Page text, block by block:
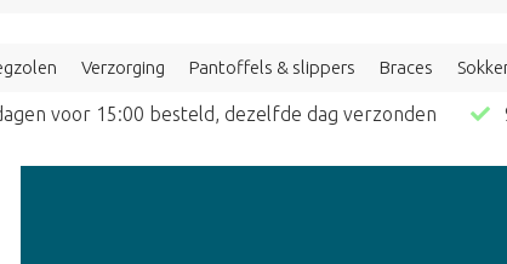
Verzorging Pantoffels & slippers Braces
voor 15:00 besteld, dezelfde dag verzonden